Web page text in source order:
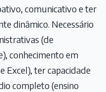
comunicativo e ter
dinâmico. Necessário
(de
conhecimento em
Excel), ter capacidade
completo (ensino